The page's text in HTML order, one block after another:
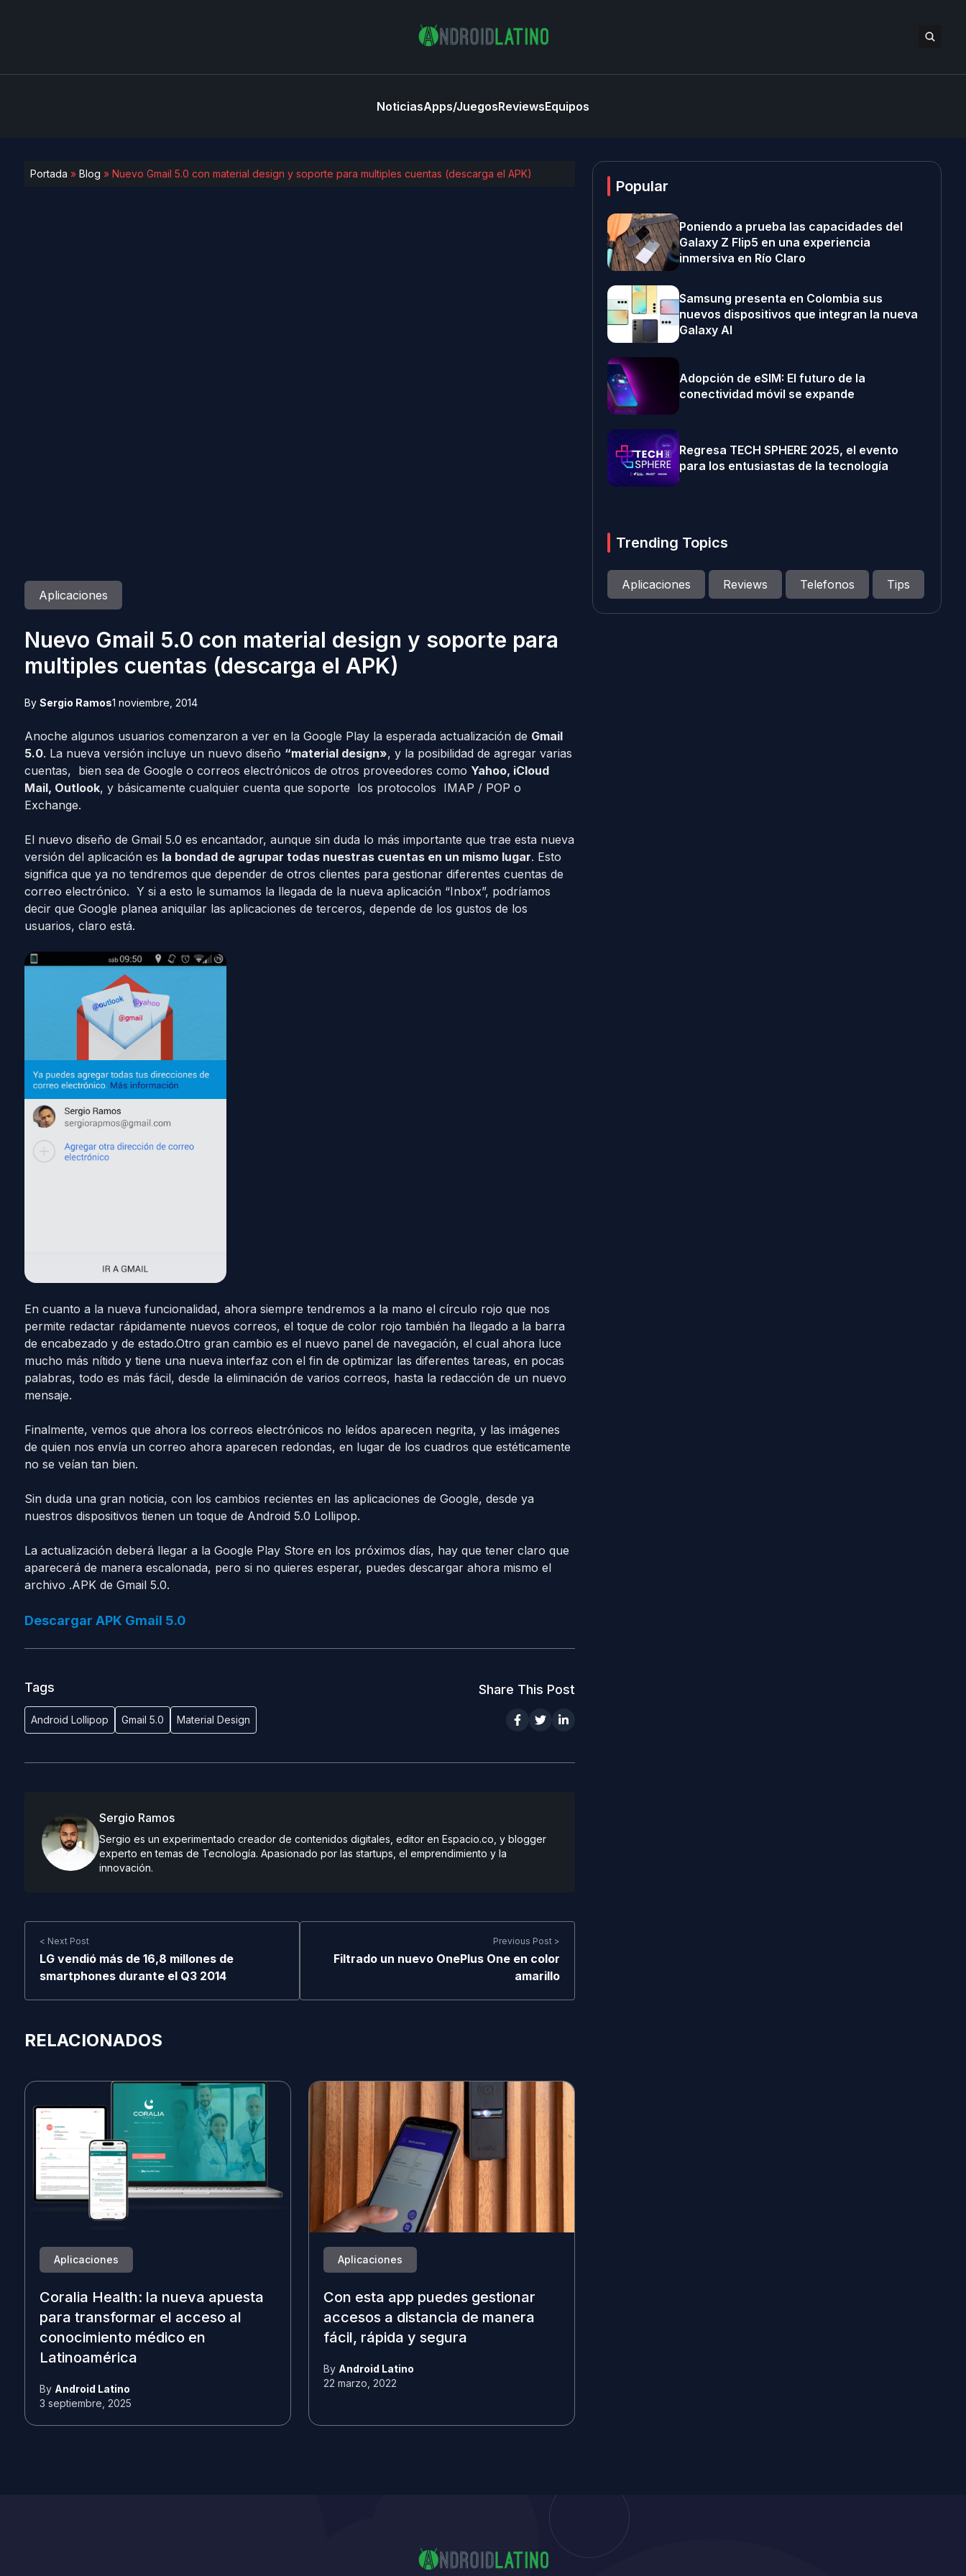
NoticiasApps/JuegosReviewsEquipos
Portada » Blog » Nuevo Gmail 5.0 con material design y soporte para multiples cuentas (descarga el APK)
Aplicaciones
Nuevo Gmail 5.0 con material design y soporte para
multiples cuentas (descarga el APK)
By Sergio Ramos1 noviembre, 2014
Anoche algunos usuarios comenzaron a ver en la Google Play la esperada actualización de Gmail
5.0. La nueva versión incluye un nuevo diseño “material design», y la posibilidad de agregar varias
cuentas, bien sea de Google o correos electrónicos de otros proveedores como Yahoo, iCloud
Mail, Outlook, y básicamente cualquier cuenta que soporte los protocolos IMAP / POP o
Exchange.
El nuevo diseño de Gmail 5.0 es encantador, aunque sin duda lo más importante que trae esta nueva
versión del aplicación es la bondad de agrupar todas nuestras cuentas en un mismo lugar. Esto
significa que ya no tendremos que depender de otros clientes para gestionar diferentes cuentas de
correo electrónico. Y si a esto le sumamos la llegada de la nueva aplicación “Inbox”, podríamos
decir que Google planea aniquilar las aplicaciones de terceros, depende de los gustos de los
usuarios, claro está.
En cuanto a la nueva funcionalidad, ahora siempre tendremos a la mano el círculo rojo que nos
permite redactar rápidamente nuevos correos, el toque de color rojo también ha llegado a la barra
de encabezado y de estado.Otro gran cambio es el nuevo panel de navegación, el cual ahora luce
mucho más nítido y tiene una nueva interfaz con el fin de optimizar las diferentes tareas, en pocas
palabras, todo es más fácil, desde la eliminación de varios correos, hasta la redacción de un nuevo
mensaje.
Finalmente, vemos que ahora los correos electrónicos no leídos aparecen negrita, y las imágenes
de quien nos envía un correo ahora aparecen redondas, en lugar de los cuadros que estéticamente
no se veían tan bien.
Sin duda una gran noticia, con los cambios recientes en las aplicaciones de Google, desde ya
nuestros dispositivos tienen un toque de Android 5.0 Lollipop.
La actualización deberá llegar a la Google Play Store en los próximos días, hay que tener claro que
aparecerá de manera escalonada, pero si no quieres esperar, puedes descargar ahora mismo el
archivo .APK de Gmail 5.0.
Descargar APK Gmail 5.0
Tags
Android Lollipop Gmail 5.0 Material Design
Share This Post
Sergio Ramos
Sergio es un experimentado creador de contenidos digitales, editor en Espacio.co, y blogger
experto en temas de Tecnología. Apasionado por las startups, el emprendimiento y la
innovación.
< Next Post
LG vendió más de 16,8 millones de
smartphones durante el Q3 2014
Previous Post >
Filtrado un nuevo OnePlus One en color
amarillo
RELACIONADOS
Aplicaciones
Coralia Health: la nueva apuesta
para transformar el acceso al
conocimiento médico en
Latinoamérica
By Android Latino
3 septiembre, 2025
Aplicaciones
Con esta app puedes gestionar
accesos a distancia de manera
fácil, rápida y segura
By Android Latino
22 marzo, 2022
Popular
Poniendo a prueba las capacidades del
Galaxy Z Flip5 en una experiencia
inmersiva en Río Claro
Samsung presenta en Colombia sus
nuevos dispositivos que integran la nueva
Galaxy AI
Adopción de eSIM: El futuro de la
conectividad móvil se expande
Regresa TECH SPHERE 2025, el evento
para los entusiastas de la tecnología
Trending Topics
Aplicaciones Reviews Telefonos Tips